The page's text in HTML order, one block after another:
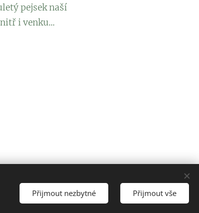
pejsek naší
i venku...
Přijmout nezbytné Přijmout vše